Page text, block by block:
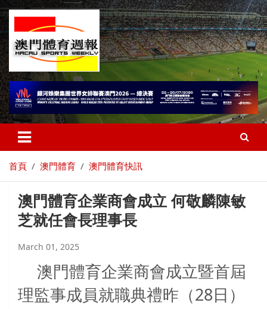
首頁 澳門體育 澳門體育快訊
澳門體育企業商會成立 何敬麟陳敏
芝就任會長理事長
March 01, 2025
澳門體育企業商會成立暨首屆
理監事成員就職典禮昨（28 日）